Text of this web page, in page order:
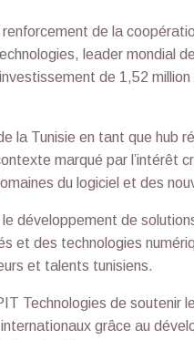
de la
leader mondial
de 1,52
la Tunisie en tant que hub
marqué par l’intérêt
du logiciel et des
développement de
et des technologies
et talents tunisiens.
Technologies de soutenir
grâce au